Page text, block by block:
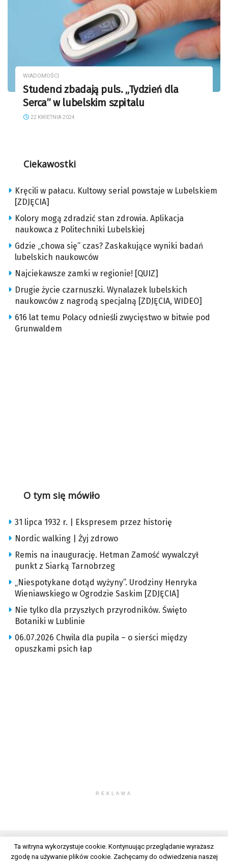
WIADOMOŚCI
Studenci zbadają puls. „Tydzień dla
Serca” w lubelskim szpitalu
22 KWIETNIA 2024
Ciekawostki
Kręcili w pałacu. Kultowy serial powstaje w Lubelskiem
[ZDJĘCIA]
Kolory mogą zdradzić stan zdrowia. Aplikacja
naukowca z Politechniki Lubelskiej
Gdzie „chowa się” czas? Zaskakujące wyniki badań
lubelskich naukowców
Najciekawsze zamki w regionie! [QUIZ]
Drugie życie czarnuszki. Wynalazek lubelskich
naukowców z nagrodą specjalną [ZDJĘCIA, WIDEO]
616 lat temu Polacy odnieśli zwycięstwo w bitwie pod
Grunwaldem
O tym się mówiło
31 lipca 1932 r. | Ekspresem przez historię
Nordic walking | Żyj zdrowo
Remis na inaugurację. Hetman Zamość wywalczył
punkt z Siarką Tarnobrzeg
„Niespotykane dotąd wyżyny”. Urodziny Henryka
Wieniawskiego w Ogrodzie Saskim [ZDJĘCIA]
Nie tylko dla przyszłych przyrodników. Święto
Botaniki w Lublinie
06.07.2026 Chwila dla pupila – o sierści między
opuszkami psich łap
REKLAMA
Ta witryna wykorzystuje cookie. Kontynuując przeglądanie wyrażasz
zgodę na używanie plików cookie. Zachęcamy do odwiedzenia naszej